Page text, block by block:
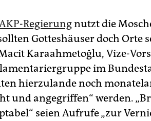
Regierungnutzt die
Gotteshäuser doch Orte
Karaahmetoğlu, Vize-
im
hierzulande noch
und angegriffen“ werden.
seien Aufrufe „zur